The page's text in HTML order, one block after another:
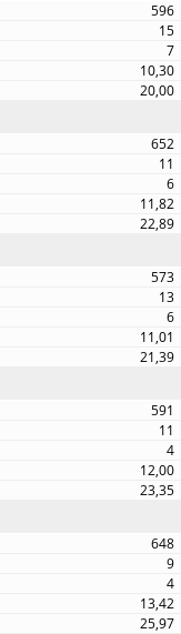
596
15
7
10,30
20,00
652
11
6
11,82
22,89
573
13
6
11,01
21,39
591
11
4
12,00
23,35
648
9
4
13,42
25,97